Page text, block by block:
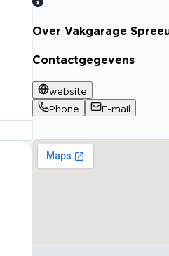
Bekijk certificaat
Over Vakgarage
Contactgegevens
website
Phone
E-mail